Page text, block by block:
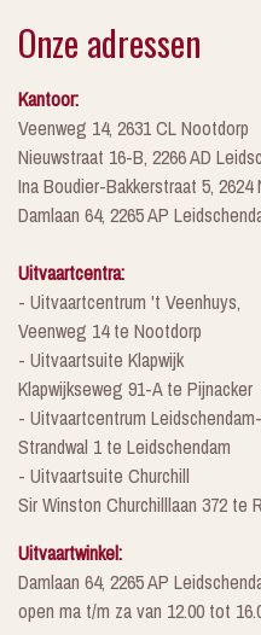
Onze adressen
Kantoor:
Veenweg 14, 2631 CL Nootdorp
Nieuwstraat 16-B, 2266 AD
Ina Boudier-Bakkerstraat 5, 2624
Damlaan 64, 2265 AP
Uitvaartcentra:
- Uitvaartcentrum 't Veenhuys,
Veenweg 14 te Nootdorp
- Uitvaartsuite Klapwijk
Klapwijkseweg 91-A te Pijnacker
- Uitvaartcentrum
Strandwal 1 te Leidschendam
- Uitvaartsuite Churchill
Sir Winston Churchilllaan 372 te
Uitvaartwinkel:
Damlaan 64, 2265 AP
open ma t/m za van 12.00 tot